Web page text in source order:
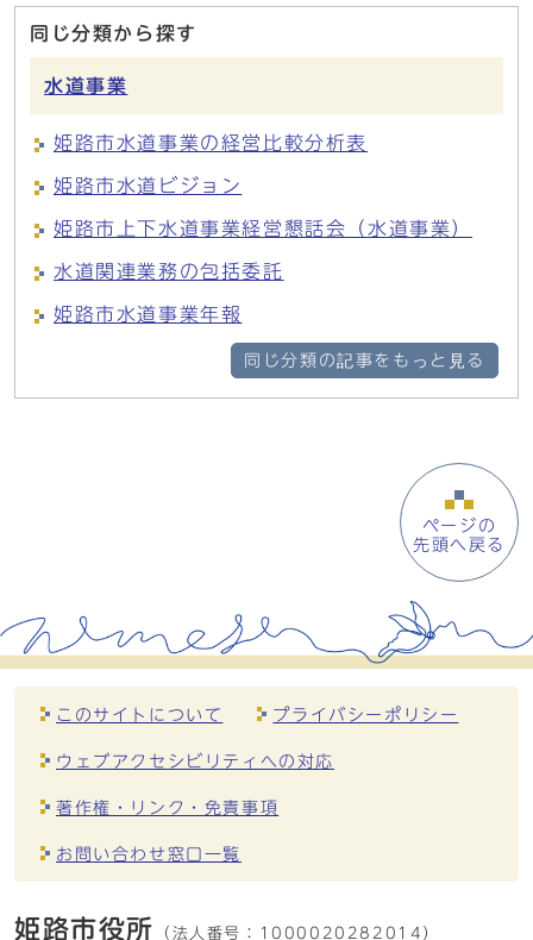
同じ分類から探す
水道事業
姫路市水道事業の経営比較分析表
姫路市水道ビジョン
姫路市上下水道事業経営懇話会（水道事業）
水道関連業務の包括委託
姫路市水道事業年報
同じ分類の記事をもっと見る
ページの
先頭へ戻る
このサイトについて プライバシーポリシー
ウェブアクセシビリティへの対応
著作権・リンク・免責事項
お問い合わせ窓口一覧
姫路市役所 （法人番号： 1000020282014）